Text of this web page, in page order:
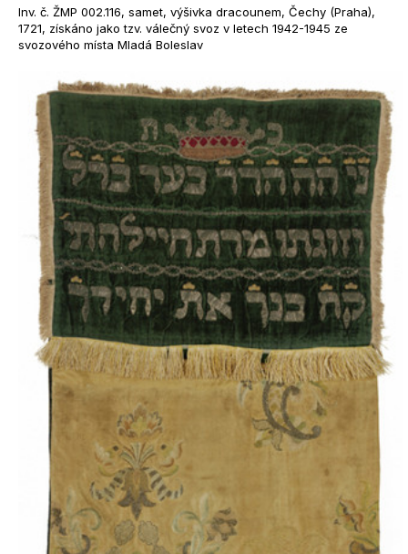
Inv. č. ŽMP 002.116, samet, výšivka dracounem, Čechy (Praha),
1721, získáno jako tzv. válečný svoz v letech 1942-1945 ze
svozového místa Mladá Boleslav